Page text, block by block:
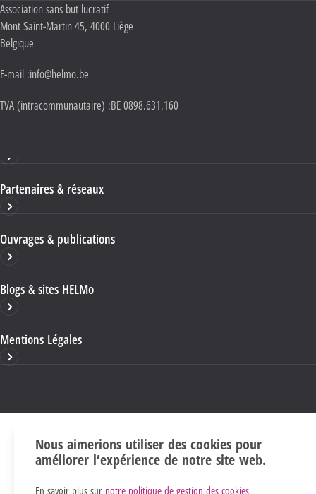
Adresse :
Association sans but lucratif
Mont Saint-Martin 45, 4000 Liège
Belgique
E-mail :info@helmo.be
TVA (intracommunautaire) :BE 0898.631.160
Partenaires & réseaux
Ouvrages & publications
Blogs & sites HELMo
Mentions Légales
Nous aimerions utiliser des cookies pour
améliorer l’expérience de notre site web.
En savoir plus sur notre politique de gestion des cookies